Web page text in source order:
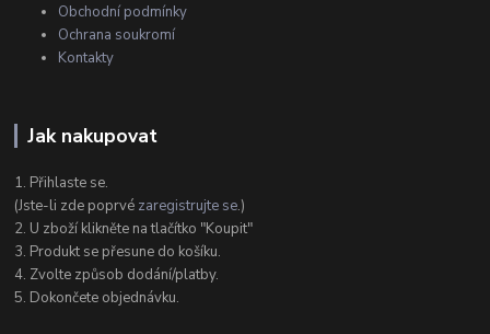
Obchodní podmínky
Ochrana soukromí
Kontakty
Jak nakupovat
1. Přihlaste se.
(Jste-li zde poprvé zaregistrujte se.)
2. U zboží klikněte na tlačítko "Koupit"
3. Produkt se přesune do košíku.
4. Zvolte způsob dodání/platby.
5. Dokončete objednávku.